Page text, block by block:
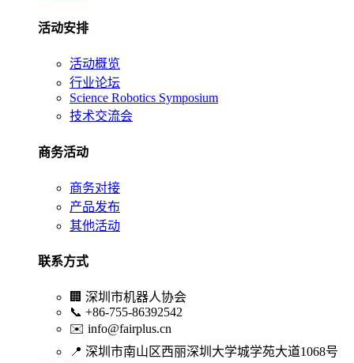
活动安排
活动概览
行业论坛
Science Robotics Symposium
技术交流会
商务活动
商务对接
产品发布
其他活动
联系方式
🏢 深圳市机器人协会
📞 +86-755-86392542
✉️ info@fairplus.cn
📍 深圳市南山区西丽深圳大学城学苑大道1068号